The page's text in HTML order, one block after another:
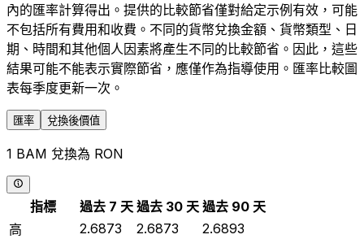
內的匯率計算得出。提供的比較節省僅對給定示例有效，可能
不包括所有費用和收費。不同的貨幣兌換金額、貨幣類型、日
期、時間和其他個人因素將產生不同的比較節省。因此，這些
結果可能不能表示實際節省，應僅作為指導使用。匯率比較圖
表每季度更新一次。
匯率 兌換後價值
1 BAM 兌換為 RON
指標 過去 7 天 過去 30 天 過去 90 天
高
2.6873 2.6873
2.6893